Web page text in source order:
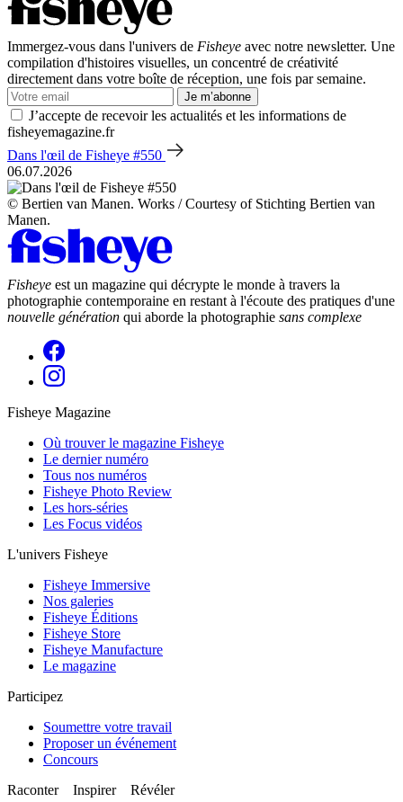
Immergez-vous dans l'univers de Fisheye avec notre newsletter. Une
compilation d'histoires visuelles, un concentré de créativité
directement dans votre boîte de réception, une fois par semaine.
Je m’abonne
J’accepte de recevoir les actualités et les informations de
fisheyemagazine.fr
Dans l'œil de Fisheye #550
06.07.2026
© Bertien van Manen. Works / Courtesy of Stichting Bertien van
Manen.
Fisheye est un magazine qui décrypte le monde à travers la
photographie contemporaine en restant à l'écoute des pratiques d'une
nouvelle génération qui aborde la photographie sans complexe
Fisheye Magazine
Où trouver le magazine Fisheye
Le dernier numéro
Tous nos numéros
Fisheye Photo Review
Les hors-séries
Les Focus vidéos
L'univers Fisheye
Fisheye Immersive
Nos galeries
Fisheye Éditions
Fisheye Store
Fisheye Manufacture
Le magazine
Participez
Soumettre votre travail
Proposer un événement
Concours
Raconter Inspirer Révéler